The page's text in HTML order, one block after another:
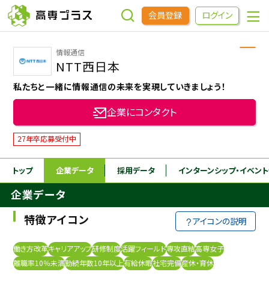
会員登録 ログイン
企業をさがす
進学先をさがす
インターンシップ・イベントをさがす
高専OBOGをさがす
高専プラスセミナー
高専生コミュニティ
めもらす
情報通信
NTT西日本
私たちと一緒に情報通信の未来を実現していきましょう！
企業にコンタクト
27年卒応募受付中
トップ 企業データ 採用データ インターンシップ・イベン
企業データ
特徴アイコン
アイコンの説明
働き方改革キャリアアップ研修制度活躍フィールド専攻直結高専女子
離職率10％未満勤続年数10年以上有給休暇社宅完備産休・育休